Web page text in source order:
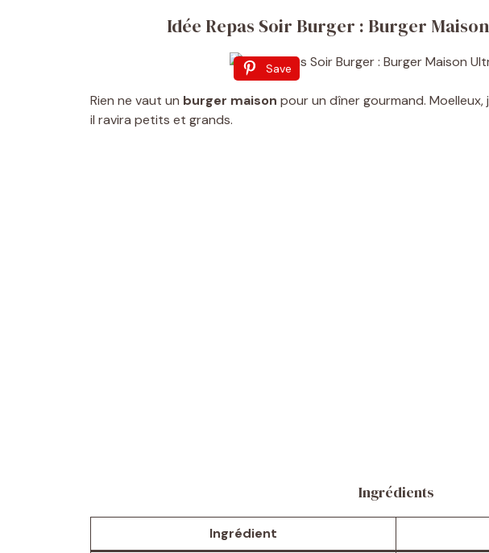
Idée Repas Soir Burger : Burger
Save
Rien ne vaut un burger maison pour un dîner gourmand.
il ravira petits et grands.
Ingrédients
Ingrédient